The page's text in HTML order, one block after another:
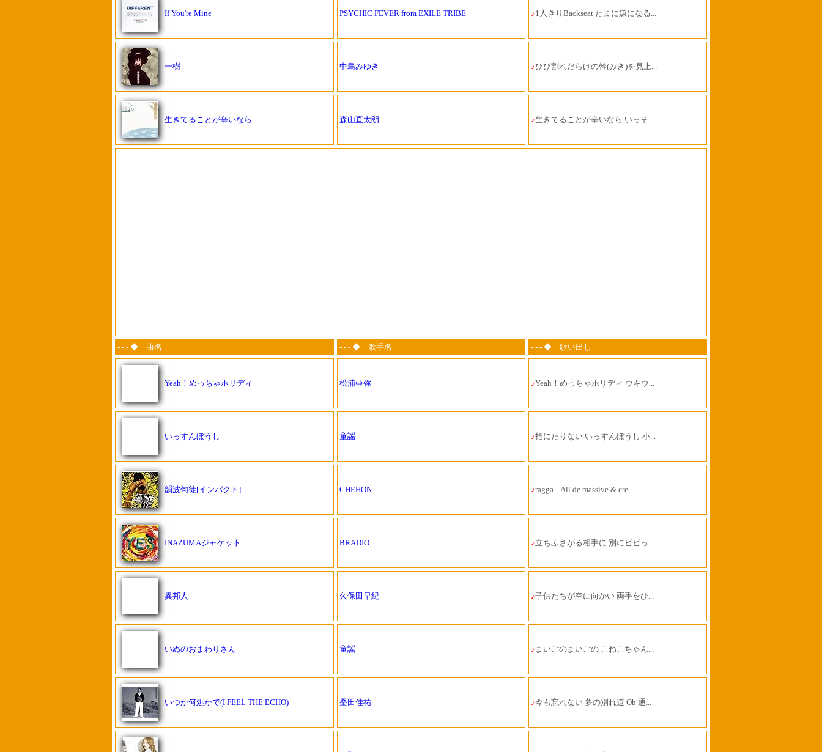
If You're Mine PSYCHIC FEVER from EXILE TRIBE ♪1人きりBackseat たまに嫌になる...
一樹 中島みゆき ♪ひび割れだらけの幹(みき)を見上...
生きてることが辛いなら 森山直太朗 ♪生きてることが辛いなら いっそ...
- - - ◆ 曲名 - - - ◆ 歌手名 - - - ◆ 歌い出し
Yeah！めっちゃホリディ 松浦亜弥 ♪Yeah！めっちゃホリディ ウキウ...
いっすんぼうし 童謡 ♪指にたりない いっすんぼうし 小...
韻波句徒[インパクト] CHEHON ♪ragga... All de massive & cre...
INAZUMAジャケット BRADIO ♪立ちふさがる相手に 別にビビっ...
異邦人 久保田早紀 ♪子供たちが空に向かい 両手をひ...
いぬのおまわりさん 童謡 ♪ まいごのまいごの こねこちゃん...
いつか何処かで(I FEEL THE ECHO) 桑田佳祐 ♪今も忘れない 夢の別れ道 Oh 通...